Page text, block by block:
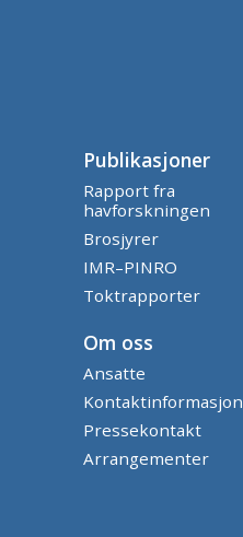
Publikasjoner
Rapport fra
havforskningen
Brosjyrer
IMR–PINRO
Toktrapporter
Om oss
Ansatte
Kontaktinformasjon
Pressekontakt
Arrangementer